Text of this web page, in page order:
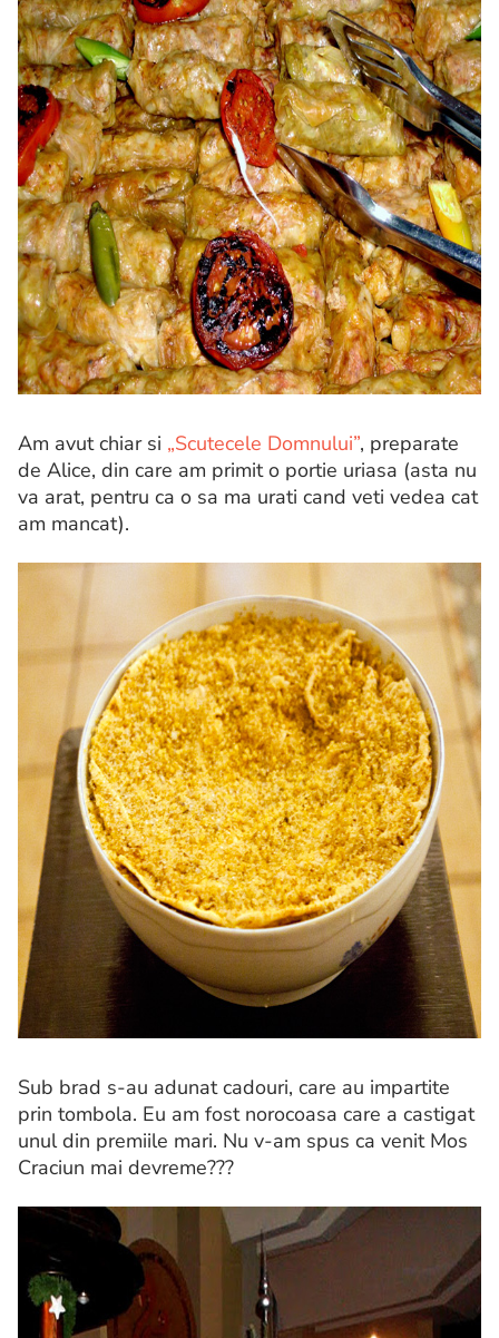
Am avut chiar si „Scutecele Domnului”, preparate
de Alice, din care am primit o portie uriasa (asta nu
va arat, pentru ca o sa ma urati cand veti vedea cat
am mancat).
Sub brad s-au adunat cadouri, care au impartite
prin tombola. Eu am fost norocoasa care a castigat
unul din premiile mari. Nu v-am spus ca venit Mos
Craciun mai devreme???